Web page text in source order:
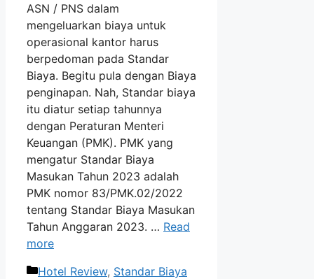
ASN / PNS dalam
mengeluarkan biaya untuk
operasional kantor harus
berpedoman pada Standar
Biaya. Begitu pula dengan Biaya
penginapan. Nah, Standar biaya
itu diatur setiap tahunnya
dengan Peraturan Menteri
Keuangan (PMK). PMK yang
mengatur Standar Biaya
Masukan Tahun 2023 adalah
PMK nomor 83/PMK.02/2022
tentang Standar Biaya Masukan
Tahun Anggaran 2023. … Read
more
Categories
Hotel Review, Standar Biaya